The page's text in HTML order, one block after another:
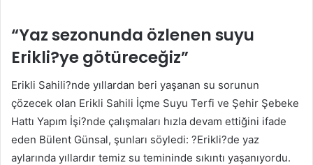
“Yaz sezonunda özlenen suyu
Erikli?ye götüreceğiz”
Erikli Sahili?nde yıllardan beri yaşanan su sorunun
çözecek olan Erikli Sahili İçme Suyu Terfi ve Şehir Şebeke
Hattı Yapım İşi?nde çalışmaları hızla devam ettiğini ifade
eden Bülent Günsal, şunları söyledi: ?Erikli?de yaz
aylarında yıllardır temiz su temininde sıkıntı yaşanıyordu.